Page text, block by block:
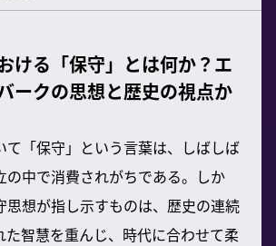
ける「保守」とは何か？エ
ークの思想と歴史の視点か
て「保守」という言葉は、しばしば
の中で消費されがちである。しか
思想が指し示すものは、歴史の連続
た智慧を重んじ、時代に合わせて柔